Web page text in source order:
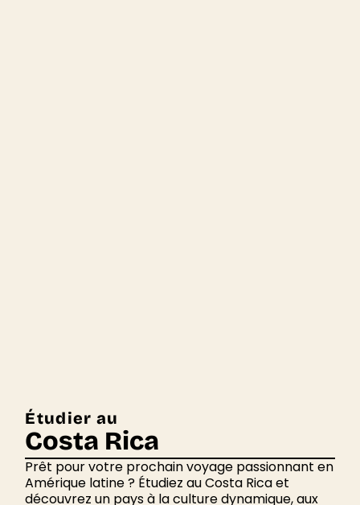
Étudier au
Costa Rica
Prêt pour votre prochain voyage passionnant en
Amérique latine ? Étudiez au Costa Rica et
découvrez un pays à la culture dynamique, aux